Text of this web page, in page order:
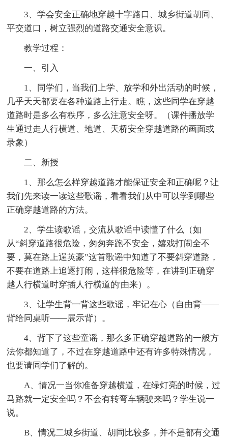
3、学会安全正确地穿越十字路口、城乡街道胡同、
平交道口，树立强烈的道路交通安全意识。
教学过程：
一、引入
1、同学们，当我们上学、放学和外出活动的时候，
几乎天天都要在各种道路上行走。瞧，这些同学在穿越
道路时是多么有秩序，多么注意安全呀。（课件播放学
生通过走人行横道、地道、天桥安全穿越道路的画面或
录象）
二、新授
1、那么怎么样穿越道路才能保证安全和正确呢？让
我们先来读一读这些歌谣，看看我们从中可以学到哪些
正确穿越道路的方法。
2、学生读歌谣，交流从歌谣中读懂了什么（如
从“斜穿道路很危险，匆匆奔跑不安全，嬉戏打闹全不
要，莫在路上逞英豪”这首歌谣中知道了不要斜穿道路，
不要在道路上追逐打闹，这样很危险等，在讲到正确穿
越人行横道时穿插人行横道的'由来）。
3、让学生背一背这些歌谣，牢记在心（自由背——
背给同桌听——展示背）。
4、背下了这些童谣，那么多正确穿越道路的一般方
法你都知道了，不过在穿越道路中还有许多特殊情况，
也要请同学们了解的。
A、情况一当你准备穿越横道，在绿灯亮的时候，过
马路就一定安全吗？不会有转弯车辆驶来吗？学生说一
说。
B、情况二城乡街道、胡同比较多，并不是都有交通